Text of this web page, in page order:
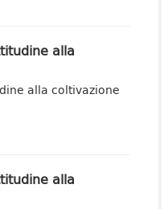
alla
alla coltivazione
alla